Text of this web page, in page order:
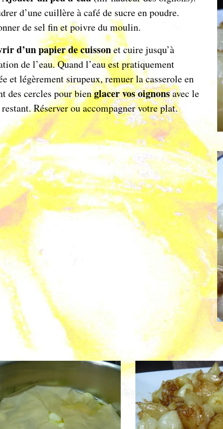
d’une cuillère à café de sucre en poudre.
de sel fin et poivre du moulin.
d’un papier de cuissonet cuire jusqu’à
de l’eau. Quand l’eau est pratiquement
et légèrement sirupeux, remuer la casserole en
des cercles pour bienglacer vos oignonsavec le
Réserver ou accompagner votre plat.